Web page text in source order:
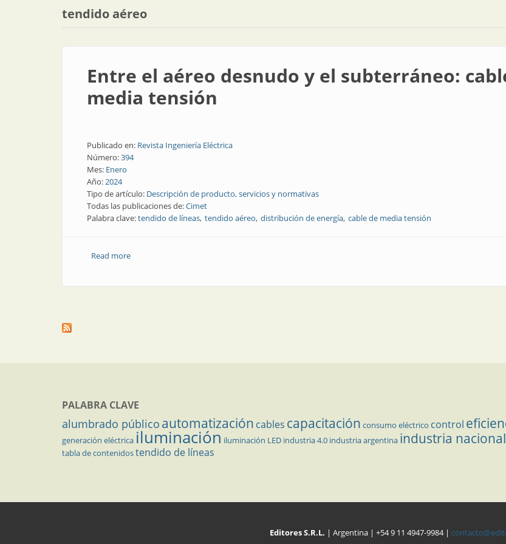
tendido aéreo
Entre el aéreo desnudo y el subterráneo:
media tensión
Publicado en: Revista Ingeniería Eléctrica
Número:394
Mes: Enero
Año:2024
Tipo de artículo: Descripción de producto, servicios y normativas
Todas las publicaciones de:Cimet
Palabra clave:tendido de líneas tendido aéreo distribución de energía cable de media tensión
Read moreabout Entre el aéreo desnudo y el subterráneo: cable preensamblado de media tensión
PALABRA CLAVE
alumbrado público automatización cables capacitación consumo eléctrico control
generación eléctrica iluminación iluminación LED industria 4.0 industria argentina industria nacional
tabla de contenidostendido de líneas
Editores S.R.L. | Argentina | +54 9 11 4947-9984 |